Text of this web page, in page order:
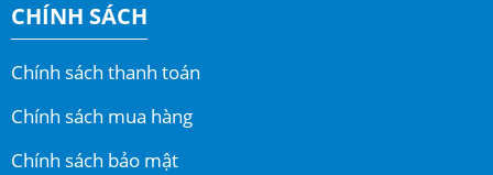
CHÍNH SÁCH
Chính sách thanh toán
Chính sách mua hàng
Chính sách bảo mật